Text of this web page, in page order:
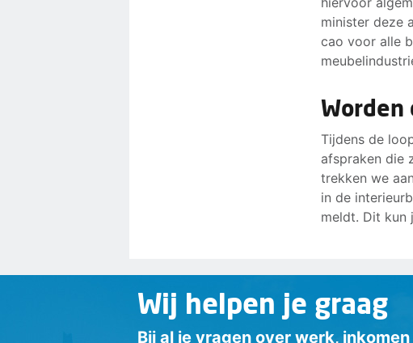
minister deze
cao voor alle
Worden
Tijdens de
afspraken die
trekken we
in de
meldt. Dit kun
Wij helpen je graag
Bij al je vragen over werk,